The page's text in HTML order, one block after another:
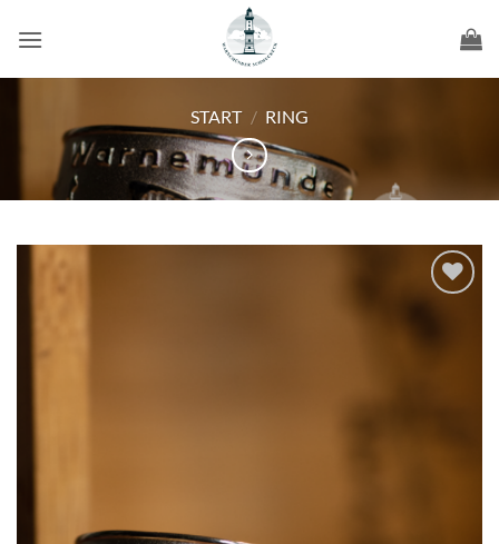
Inhalt
START / RING